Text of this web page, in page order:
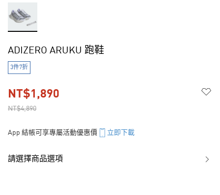
ADIZERO ARUKU 跑鞋
3件7折
NT$4,890
NT$1,890
App 結帳可享專屬活動優惠價 立即下載
請選擇商品選項